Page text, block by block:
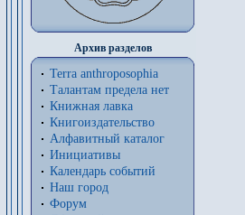
Архив разделов
Terra anthroposophia
Талантам предела нет
Книжная лавка
Книгоиздательство
Алфавитный каталог
Инициативы
Календарь событий
Наш город
Форум